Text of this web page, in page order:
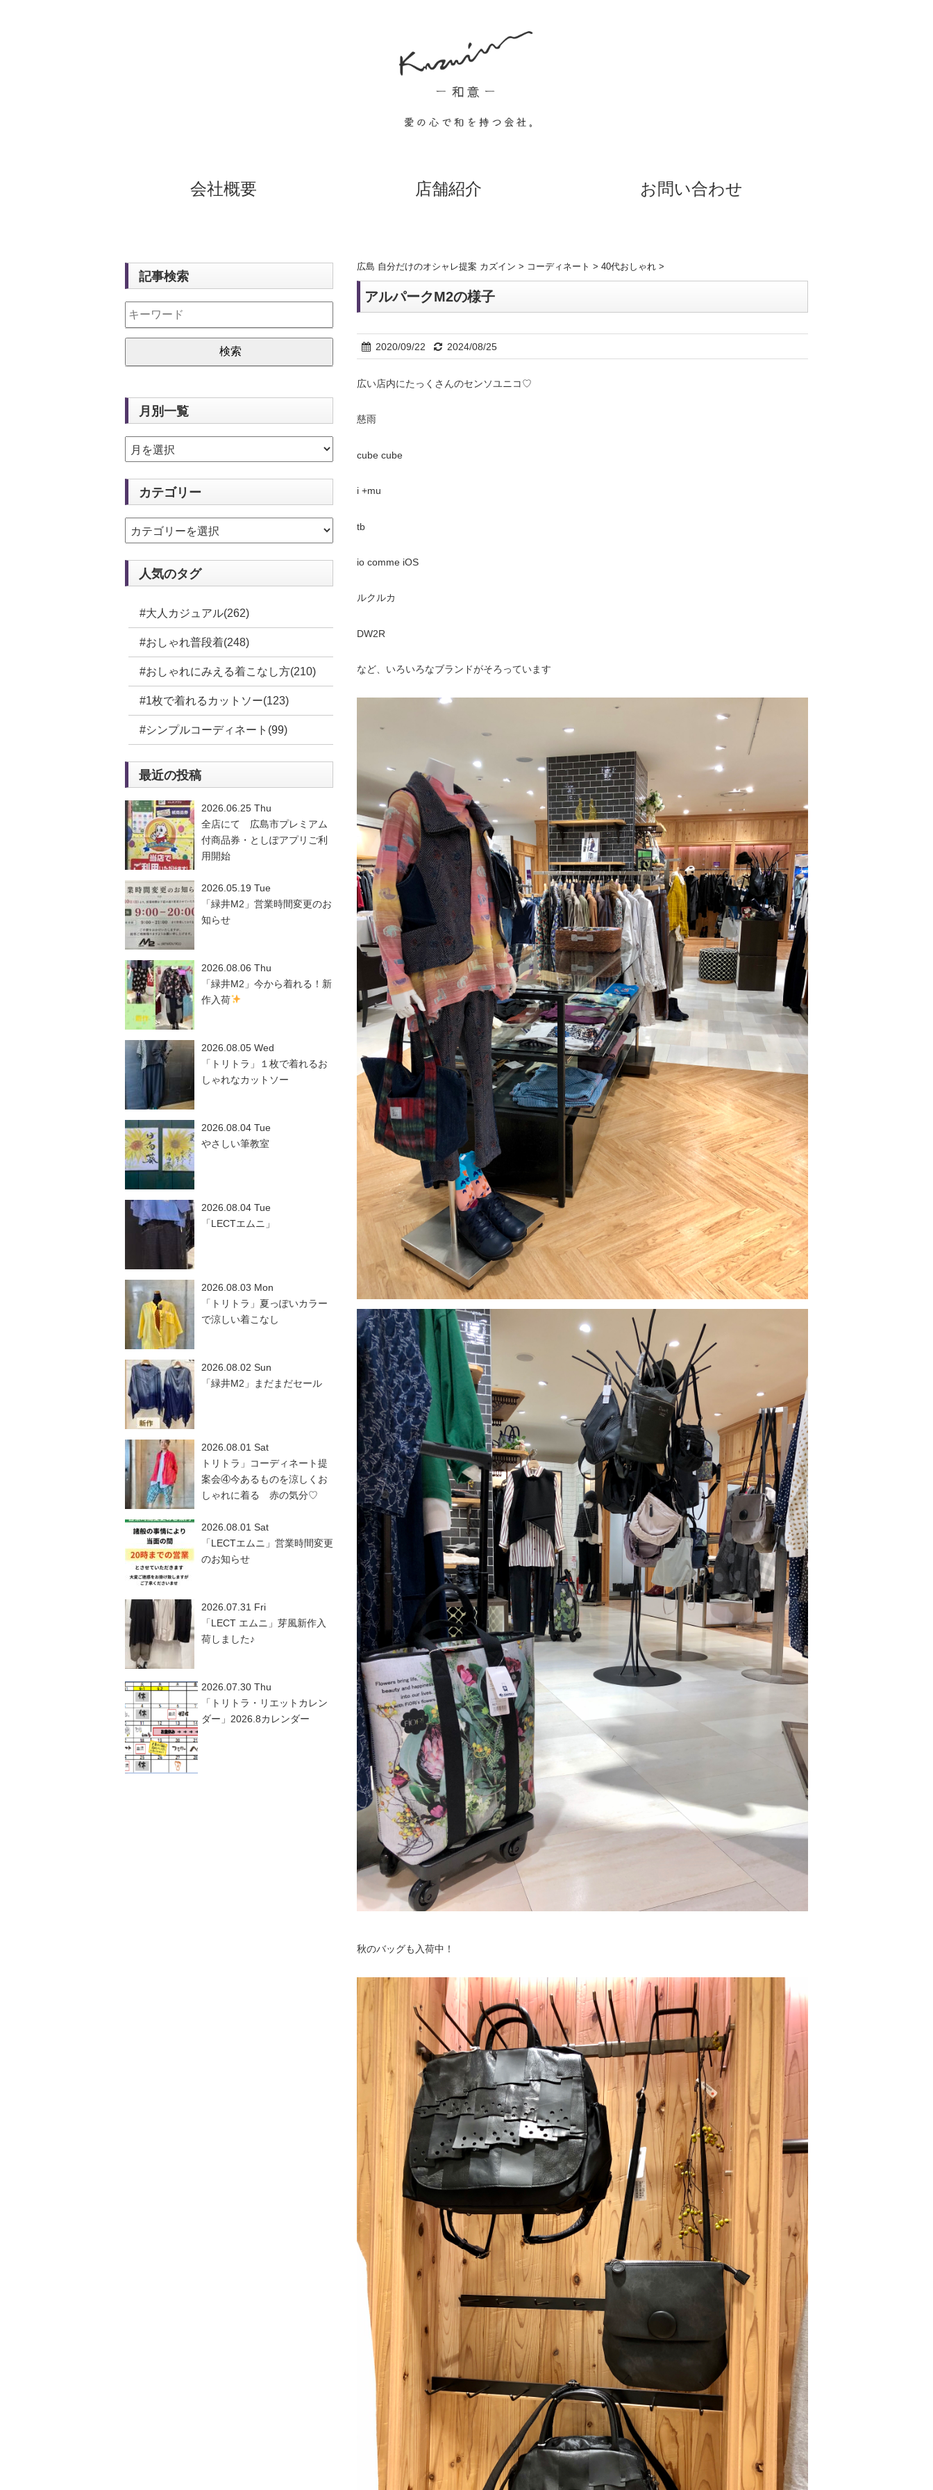
会社概要 店舗紹介 お問い合わせ
広島 自分だけのオシャレ提案 カズイン > コーディネート > 40代おしゃれ >
アルパークM2の様子
2020/09/22 2024/08/25
広い店内にたっくさんのセンソユニコ♡
慈雨
cube cube
i +mu
tb
io comme iOS
ルクルカ
DW2R
など、いろいろなブランドがそろっています
秋のバッグも入荷中！
記事検索
月別一覧
カテゴリー
人気のタグ
#大人カジュアル(262)
#おしゃれ普段着(248)
#おしゃれにみえる着こなし方(210)
#1枚で着れるカットソー(123)
#シンプルコーディネート(99)
最近の投稿
2026.06.25 Thu
全店にて 広島市プレミアム
付商品券・としぽアプリご利
用開始
2026.05.19 Tue
「緑井M2」営業時間変更のお
知らせ
2026.08.06 Thu
「緑井M2」今から着れる！新
作入荷
2026.08.05 Wed
「トリトラ」１枚で着れるお
しゃれなカットソー
2026.08.04 Tue
やさしい筆教室
2026.08.04 Tue
「LECTエムニ」
2026.08.03 Mon
「トリトラ」夏っぽいカラー
で涼しい着こなし
2026.08.02 Sun
「緑井M2」まだまだセール
2026.08.01 Sat
トリトラ」コーディネート提
案会④今あるものを涼しくお
しゃれに着る 赤の気分♡
2026.08.01 Sat
「LECTエムニ」営業時間変更
のお知らせ
2026.07.31 Fri
「LECT エムニ」芽風新作入
荷しました♪
2026.07.30 Thu
「トリトラ・リエットカレン
ダー」2026.8カレンダー